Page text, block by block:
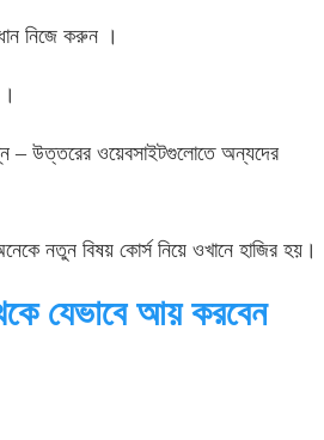
নিজে করুন ।
উত্তরের ওয়েবসাইটগুলোতে অন্যদের
নতুন বিষয় কোর্স নিয়ে ওখানে হাজির হয়।
যেভাবে আয় করবেন